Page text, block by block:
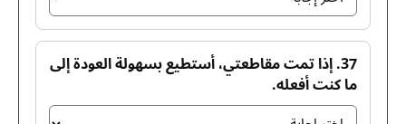
37. إذا تمت مقاطعتي، أستطيع بسهولة العودة إلى
ما كنت أفعله.